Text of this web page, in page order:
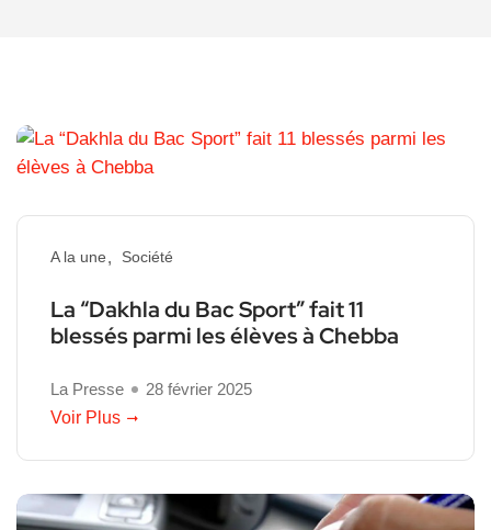
A la une Société
La “Dakhla du Bac Sport” fait 11
blessés parmi les élèves à Chebba
La Presse
28 février 2025
Voir Plus